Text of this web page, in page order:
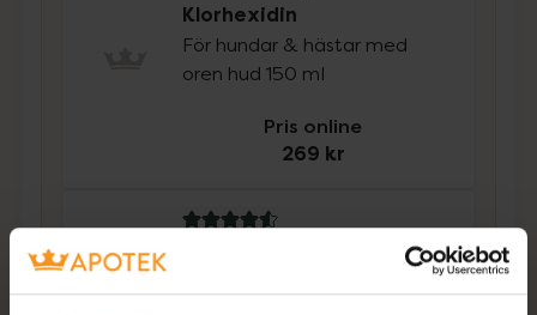
Klorhexidin
För hundar & hästar med
oren hud 150 ml
Pris online
269 kr
4.6 av 5 i omdöme